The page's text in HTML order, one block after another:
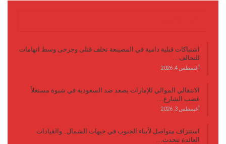
اشتباكات قبلية دامية في المصينعة تخلف قتلى وجرحى وسط اتهامات
للتحالف…
أغسطس 4, 2026
الانتقالي الموالي للإمارات يصعد ضد السعودية في شبوة مستغلاً
غضب الشارع…
أغسطس 3, 2026
استنزاف متواصل لأبناء الجنوب في جبهات الشمال.. والقيادات
العائدة تتحدث…